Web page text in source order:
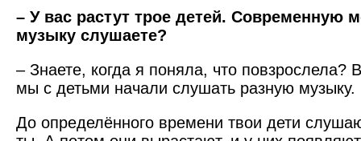
– У вас растут трое детей. Современную
музыку слушаете?
– Знаете, когда я поняла, что повзрослела?
мы с детьми начали слушать разную музыку.
До определённого времени твои дети